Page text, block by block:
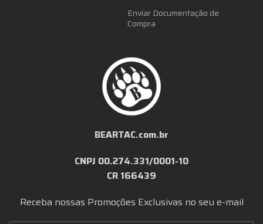
Enviar Documentação de
Compra
BEARTAC.com.br
CNPJ 00.274.331/0001-10
CR 166439
Receba nossas Promoções Exclusivas no seu e-mail